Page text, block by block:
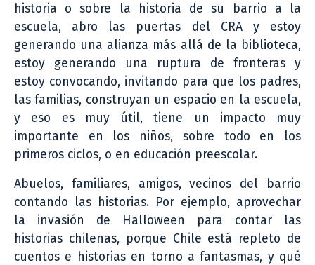
historia o sobre la historia de su barrio a la
escuela, abro las puertas del CRA y estoy
generando una alianza más allá de la biblioteca,
estoy generando una ruptura de fronteras y
estoy convocando, invitando para que los padres,
las familias, construyan un espacio en la escuela,
y eso es muy útil, tiene un impacto muy
importante en los niños, sobre todo en los
primeros ciclos, o en educación preescolar.
Abuelos, familiares, amigos, vecinos del barrio
contando las historias. Por ejemplo, aprovechar
la invasión de Halloween para contar las
historias chilenas, porque Chile está repleto de
cuentos e historias en torno a fantasmas, y qué